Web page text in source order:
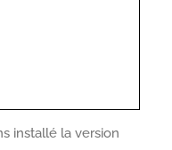
installé la version